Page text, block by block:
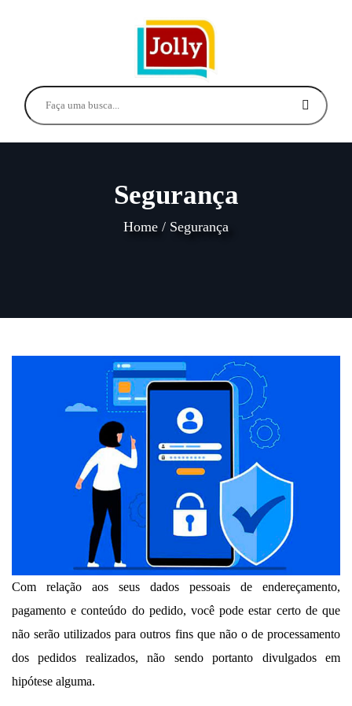
Segurança
Home / Segurança
Com relação aos seus dados pessoais de endereçamento,
pagamento e conteúdo do pedido, você pode estar certo de que
não serão utilizados para outros fins que não o de processamento
dos pedidos realizados, não sendo portanto divulgados em
hipótese alguma.